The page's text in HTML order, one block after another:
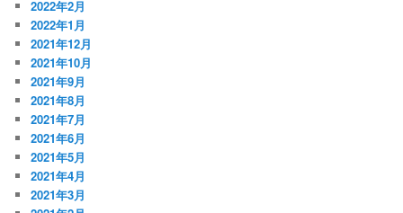
2022年2月
2022年1月
2021年12月
2021年10月
2021年9月
2021年8月
2021年7月
2021年6月
2021年5月
2021年4月
2021年3月